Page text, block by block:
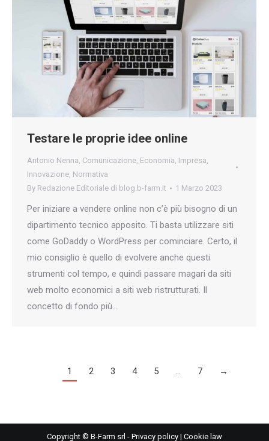
Testare le proprie idee online
Antonio Nenna, Comunicazione, Economia, Impresa,
Innovazione, Normativa
By Redazione Editoriale di blog.b-farm.it 1 Marzo 2023
Per iniziare a vendere online non c’è più bisogno di un
dipartimento tecnico apposito. Ti basta utilizzare siti
come GoDaddy o WordPress per cominciare. Certo, il
mio consiglio è quello di evolvere anche questi
strumenti col tempo, e quindi passare magari da siti
web molto economici a siti web ristrutturati. Il
concetto di fondo più…
1 2 3 4 5 … 7 →
Copyright © B-Farm srl - Privacy policy | Cookie law